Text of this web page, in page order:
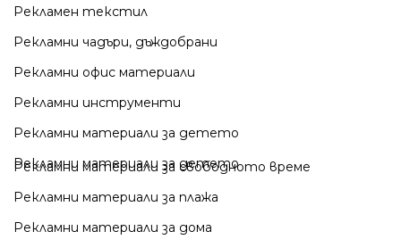
Рекламен текстил
Рекламни чадъри, дъждобрани
Рекламни офис материали
Рекламни инструменти
Рекламни материали за детето
Рекламни материали за детето
Рекламни материали за свободното време
Рекламни материали за плажа
Рекламни материали за дома